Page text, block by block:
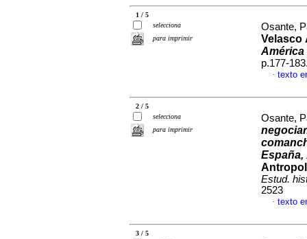
1 / 5
selecciona
para imprimir
Osante,
Velasco
p.177-
· texto
2 / 5
selecciona
para imprimir
Osante,
España,
Estud.
2523
· texto
3 / 5